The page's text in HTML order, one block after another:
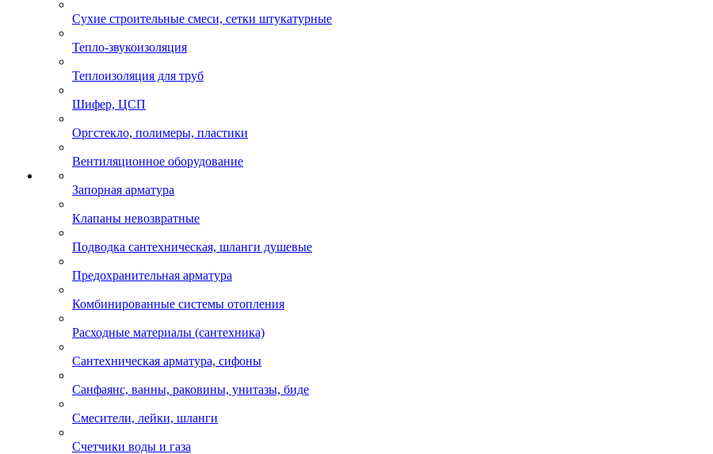
Сухие строительные смеси, сетки штукатурные
Тепло-звукоизоляция
Теплоизоляция для труб
Шифер, ЦСП
Оргстекло, полимеры, пластики
Вентиляционное оборудование
Запорная арматура
Клапаны невозвратные
Подводка сантехническая, шланги душевые
Предохранительная арматура
Комбинированные системы отопления
Расходные материалы (сантехника)
Сантехническая арматура, сифоны
Санфаянс, ванны, раковины, унитазы, биде
Смесители, лейки, шланги
Счетчики воды и газа